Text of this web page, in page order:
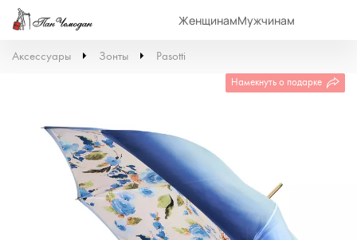
ЖенщинамМужчинам
Аксессуары Зонты Pasotti
Намекнуть о подарке